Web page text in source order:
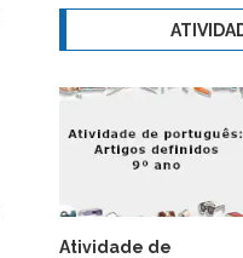
Atividade de